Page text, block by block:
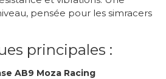
pensée pour les simracers
principales :
AB9 Moza Racing